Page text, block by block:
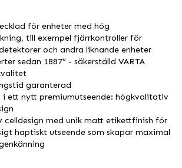
för enheter med hög
till exempel fjärrkontroller för
och andra liknande enheter
sedan 1887” - säkerställd VARTA
garanterad
i ett nytt premiumutseende: högkvalitativ
celldesign med unik matt etikettfinish för
haptiskt utseende som skapar maximal